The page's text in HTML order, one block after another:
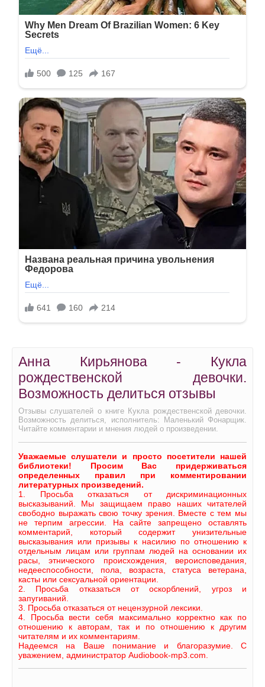
Анна Кирьянова - Кукла
рождественской девочки.
Возможность делиться отзывы
Отзывы слушателей о книге Кукла рождественской девочки.
Возможность делиться, исполнитель: Маленький Фонарщик.
Читайте комментарии и мнения людей о произведении.
Уважаемые слушатели и просто посетители нашей
библиотеки! Просим Вас придерживаться
определенных правил при комментировании
литературных произведений.
1. Просьба отказаться от дискриминационных
высказываний. Мы защищаем право наших читателей
свободно выражать свою точку зрения. Вместе с тем мы
не терпим агрессии. На сайте запрещено оставлять
комментарий, который содержит унизительные
высказывания или призывы к насилию по отношению к
отдельным лицам или группам людей на основании их
расы, этнического происхождения, вероисповедания,
недееспособности, пола, возраста, статуса ветерана,
касты или сексуальной ориентации.
2. Просьба отказаться от оскорблений, угроз и
запугиваний.
3. Просьба отказаться от нецензурной лексики.
4. Просьба вести себя максимально корректно как по
отношению к авторам, так и по отношению к другим
читателям и их комментариям.
Надеемся на Ваше понимание и благоразумие. С
уважением, администратор Audiobook-mp3.com.